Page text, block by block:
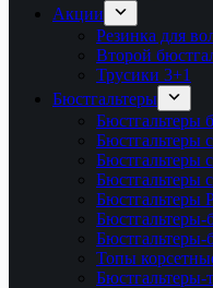
Акции
Резинка для
Второй
Трусики 3+1
Бюстгальтеры
Бюстгальтеры
Бюстгальтеры
Бюстгальтеры
Бюстгальтеры
Бюстгальтеры
Бюстгальтеры-
Бюстгальтеры-
Топы
Бюстгальтеры-